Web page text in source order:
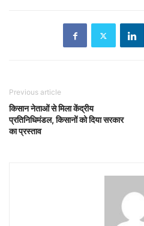
Previous article
किसान नेताओं से मिला केंद्रीय
प्रतिनिधिमंडल, किसानों को दिया सरकार
का प्रस्ताव